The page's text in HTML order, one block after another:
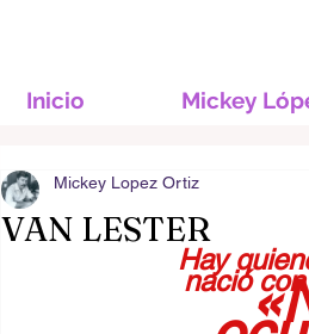
Inicio Mickey
VAN LESTER
Mickey Lopez Ortiz
Hay
nació